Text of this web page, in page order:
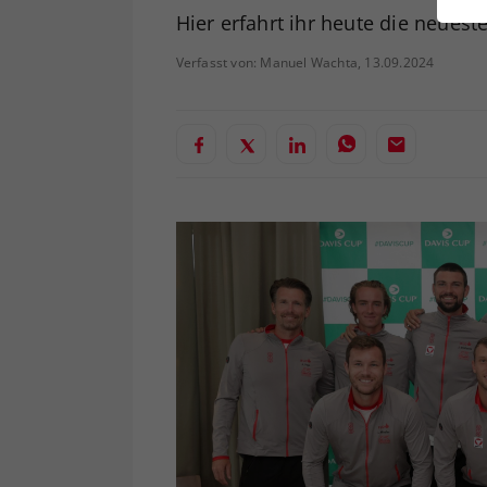
Hier erfahrt ihr heute die
Verfasst von: Manuel Wachta, 13.09.2024